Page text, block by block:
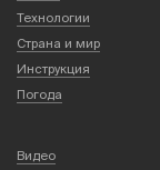
Технологии
Страна и мир
Инструкция
Погода
Видео